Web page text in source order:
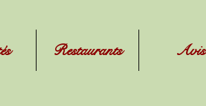
Restaurants Avis